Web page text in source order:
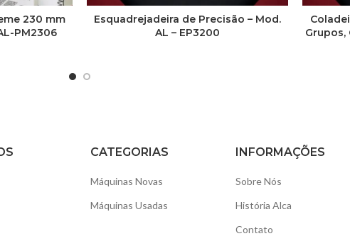
230 mm
PM2306
Esquadrejadeira de Precisão – Mod.
AL – EP3200
Grupos,
CATEGORIAS
Máquinas Novas
Máquinas Usadas
INFORMAÇÕES
Sobre Nós
História Alca
Contato